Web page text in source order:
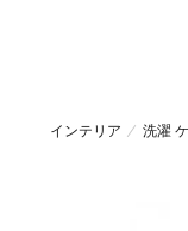
インテリア 洗濯